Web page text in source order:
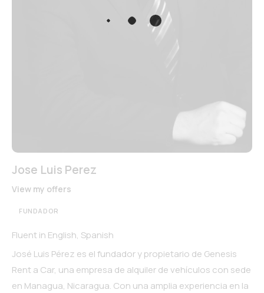
Jose Luis Perez
View my offers
FUNDADOR
Fluent in English, Spanish
​José Luis Pérez es el fundador y propietario de Genesis
Rent a Car, una empresa de alquiler de vehículos con sede
en Managua, Nicaragua. Con una amplia experiencia en la